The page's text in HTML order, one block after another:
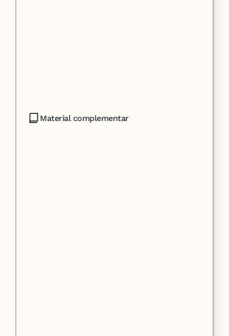
Material complementar